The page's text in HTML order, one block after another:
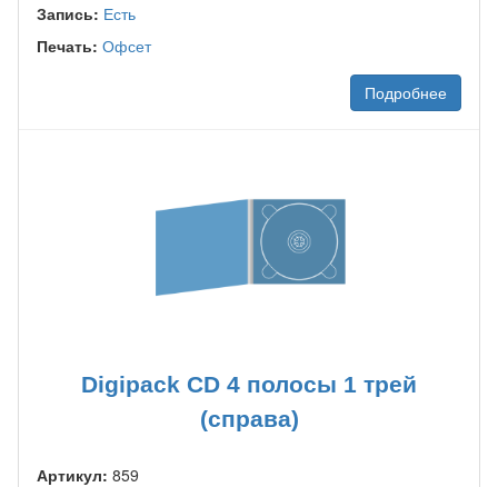
Запись: Есть
Печать: Офсет
Подробнее
Digipack CD 4 полосы 1 трей
(справа)
Артикул: 859